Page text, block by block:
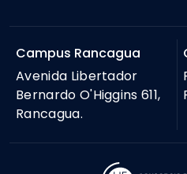
Campus Rancagua
Avenida Libertador
Bernardo O'Higgins 611,
Rancagua.